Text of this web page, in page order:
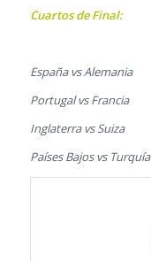
Cuartos de Final:
España vs Alemania
Portugal vs Francia
Inglaterra vs Suiza
Países Bajos vs Turquía